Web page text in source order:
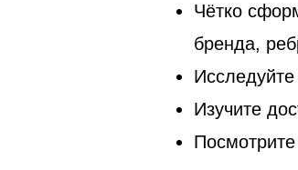
Чётко
бренда,
Изучите
Посмотрите